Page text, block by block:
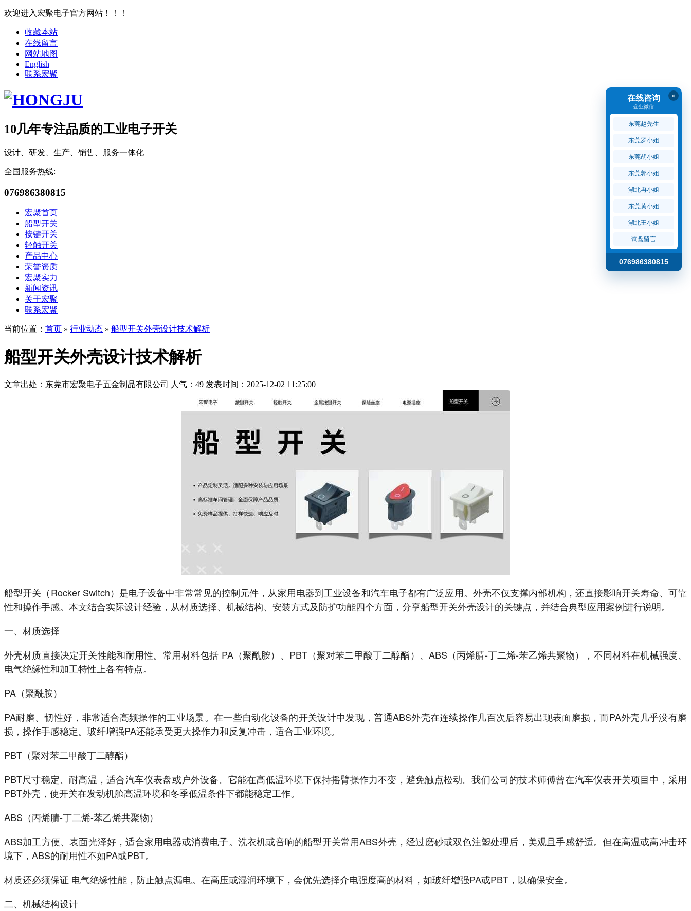
欢迎进入宏聚电子官方网站！！！
收藏本站
在线留言
网站地图
English
联系宏聚
10几年专注品质的工业电子开关
设计、研发、生产、销售、服务一体化
全国服务热线:
076986380815
宏聚首页
船型开关
按键开关
轻触开关
产品中心
荣誉资质
宏聚实力
新闻资讯
关于宏聚
联系宏聚
当前位置： 首页 » 行业动态 » 船型开关外壳设计技术解析
船型开关外壳设计技术解析
文章出处：东莞市宏聚电子五金制品有限公司 人气：49 发表时间：2025-12-02 11:25:00
船型开关（Rocker Switch）是电子设备中非常常见的控制元件，从家用电器到工业设备和汽车电子都有广泛应用。外壳不仅支撑内部机构，还直接影响开关寿命、可靠
性和操作手感。本文结合实际设计经验，从材质选择、机械结构、安装方式及防护功能四个方面，分享船型开关外壳设计的关键点，并结合典型应用案例进行说明。
一、材质选择
外壳材质直接决定开关性能和耐用性。常用材料包括 PA（聚酰胺）、PBT（聚对苯二甲酸丁二醇酯）、ABS（丙烯腈-丁二烯-苯乙烯共聚物），不同材料在机械强度、
电气绝缘性和加工特性上各有特点。
PA（聚酰胺）
PA耐磨、韧性好，非常适合高频操作的工业场景。在一些自动化设备的开关设计中发现，普通ABS外壳在连续操作几百次后容易出现表面磨损，而PA外壳几乎没有磨
损，操作手感稳定。玻纤增强PA还能承受更大操作力和反复冲击，适合工业环境。
PBT（聚对苯二甲酸丁二醇酯）
PBT尺寸稳定、耐高温，适合汽车仪表盘或户外设备。它能在高低温环境下保持摇臂操作力不变，避免触点松动。我们公司的技术师傅曾在汽车仪表开关项目中，采用
PBT外壳，使开关在发动机舱高温环境和冬季低温条件下都能稳定工作。
ABS（丙烯腈-丁二烯-苯乙烯共聚物）
ABS加工方便、表面光泽好，适合家用电器或消费电子。洗衣机或音响的船型开关常用ABS外壳，经过磨砂或双色注塑处理后，美观且手感舒适。但在高温或高冲击环
境下，ABS的耐用性不如PA或PBT。
材质还必须保证 电气绝缘性能，防止触点漏电。在高压或湿润环境下，会优先选择介电强度高的材料，如玻纤增强PA或PBT，以确保安全。
二、机械结构设计
×
在线咨询
企业微信
东莞赵先生
东莞罗小姐
东莞胡小姐
东莞郭小姐
湖北冉小姐
东莞黄小姐
湖北王小姐
询盘留言
076986380815